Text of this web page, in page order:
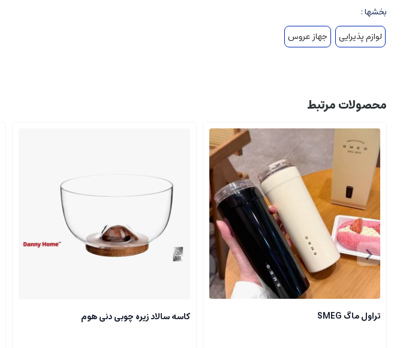
بخشها :
لوازم پذیرایی
جهاز عروس
محصولات مرتبط
تراول ماگ SMEG کاسه سالاد زیره چوبی دنی هوم